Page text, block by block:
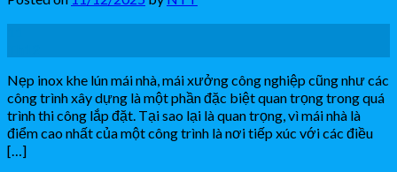
Nẹp inox khe lún mái nhà, mái xưởng công nghiệp cũng như các
công trình xây dựng là một phần đặc biệt quan trọng trong quá
trình thi công lắp đặt. Tại sao lại là quan trọng, vì mái nhà là
điểm cao nhất của một công trình là nơi tiếp xúc với các điều
[…]